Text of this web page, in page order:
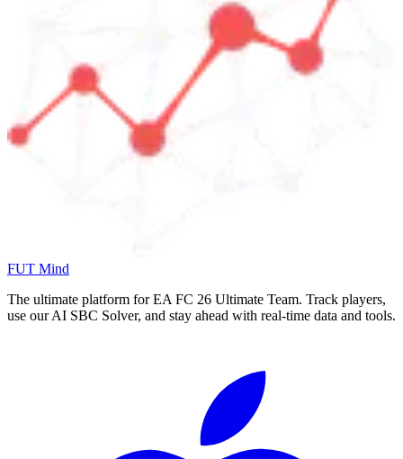
FUT Mind
The ultimate platform for EA FC 26 Ultimate Team. Track players,
use our AI SBC Solver, and stay ahead with real-time data and tools.